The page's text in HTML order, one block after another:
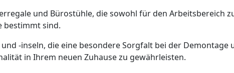
und Bürostühle, die sowohl für den Arbeitsbereich
bestimmt sind.
-inseln, die eine besondere Sorgfalt bei der Demontage
in Ihrem neuen Zuhause zu gewährleisten.